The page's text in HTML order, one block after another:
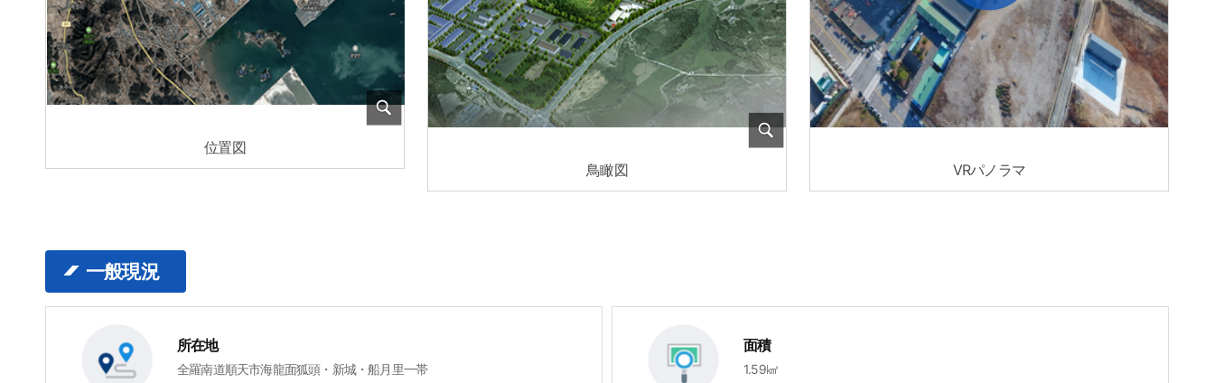
位置図
鳥瞰図
VRパノラマ
一般現況
所在地
全羅南道順天市海龍面狐頭・新城・船月里一帯
面積
1.59㎢